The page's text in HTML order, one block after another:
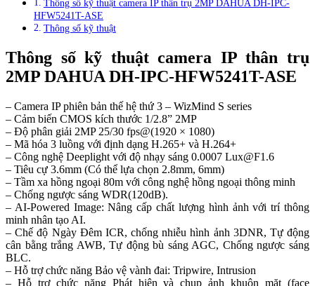
Thông số kỹ thuật camera IP thân trụ 2MP DAHUA DH-IPC-
HFW5241T-ASE
Thông số kỹ thuật
Thông số kỹ thuật camera IP thân trụ
2MP DAHUA DH-IPC-HFW5241T-ASE
– Camera IP phiên bản thế hệ thứ 3 – WizMind S series
– Cảm biến CMOS kích thước 1/2.8” 2MP
– Độ phân giải 2MP 25/30 fps@(1920 × 1080)
– Mã hóa 3 luồng với định dạng H.265+ và H.264+
– Công nghệ Deeplight với độ nhạy sáng 0.0007 Lux@F1.6
– Tiêu cự 3.6mm (Có thể lựa chọn 2.8mm, 6mm)
– Tầm xa hồng ngoại 80m với công nghệ hồng ngoại thông minh
– Chống ngược sáng WDR(120dB).
– AI-Powered Image: Nâng cấp chất lượng hình ảnh với trí thông
minh nhân tạo AI.
– Chế độ Ngày Đêm ICR, chống nhiễu hình ảnh 3DNR, Tự động
cân bằng trắng AWB, Tự động bù sáng AGC, Chống ngược sáng
BLC.
– Hỗ trợ chức năng Bảo vệ vành đai: Tripwire, Intrusion
– Hỗ trợ chức năng Phát hiện và chụp ảnh khuôn mặt (face